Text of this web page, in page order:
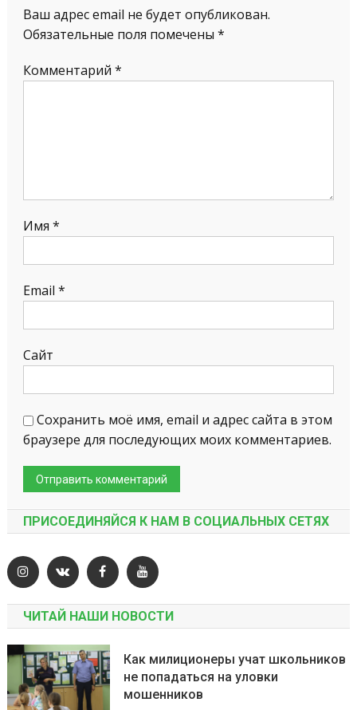
Ваш адрес email не будет опубликован.
Обязательные поля помечены *
Комментарий *
Имя *
Email *
Сайт
Сохранить моё имя, email и адрес сайта в этом
браузере для последующих моих комментариев.
ПРИСОЕДИНЯЙСЯ К НАМ В СОЦИАЛЬНЫХ СЕТЯХ
ЧИТАЙ НАШИ НОВОСТИ
Как милиционеры учат школьников
не попадаться на уловки
мошенников